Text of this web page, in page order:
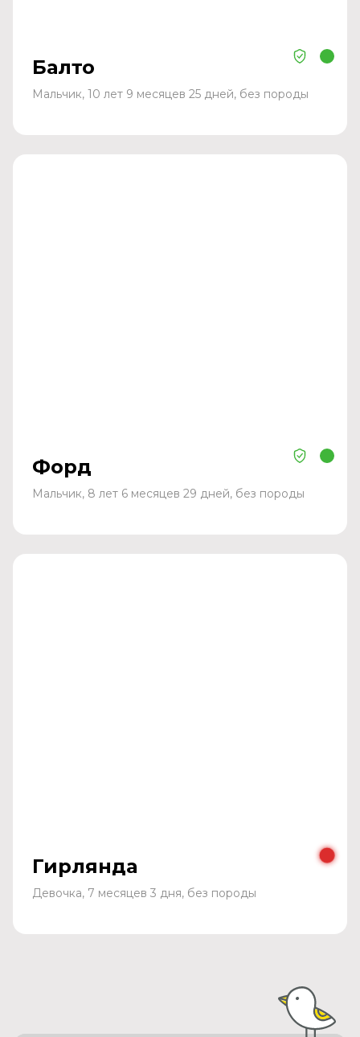
Балто
Мальчик, 10 лет 9 месяцев 25 дней, без породы
Форд
Мальчик, 8 лет 6 месяцев 29 дней, без породы
Гирлянда
Девочка, 7 месяцев 3 дня, без породы